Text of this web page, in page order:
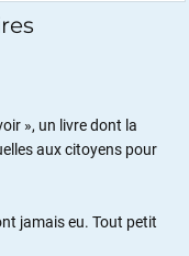
», un livre dont la
aux citoyens pour
jamais eu. Tout petit